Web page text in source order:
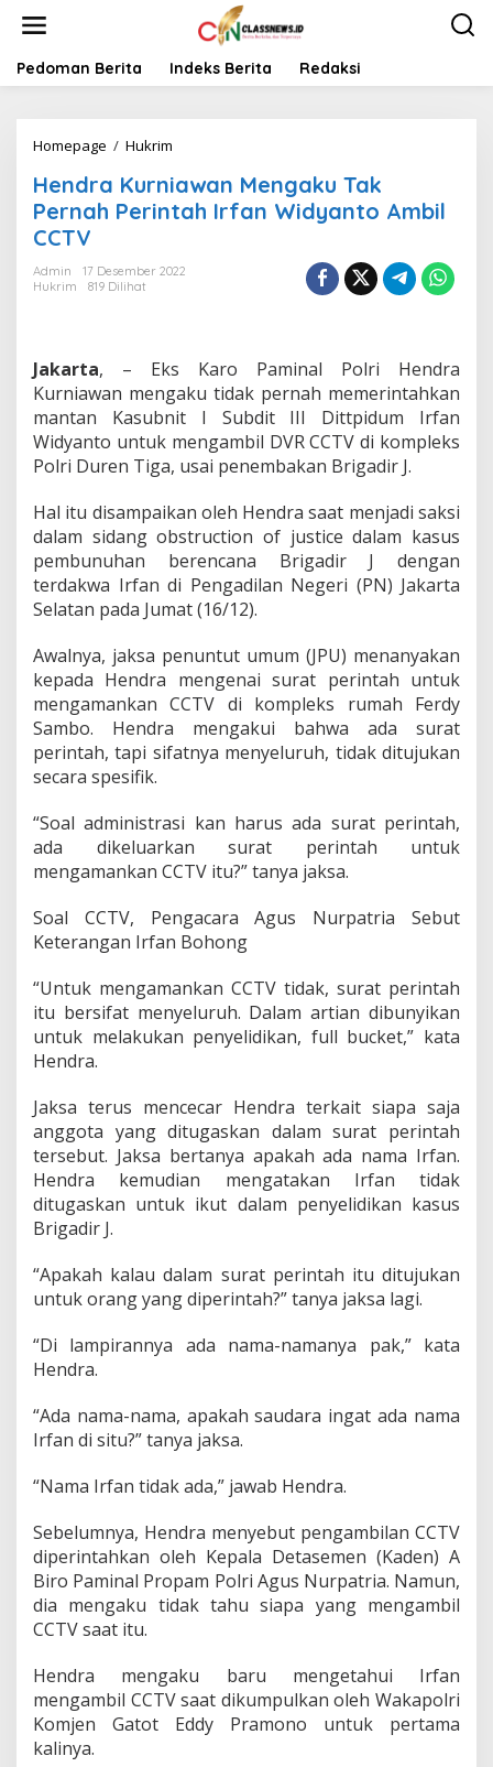
t
Pedoman Berita Indeks Berita Redaksi
Homepage / Hukrim
n
d
r
K
a
a
n
M
e
a
k
u
T
a
k
e
n
P
i
n
t
a
I
r
n
W
i
n
t
o
A
m
b
C
C
T
Hendra Kurniawan Mengaku Tak
Pernah Perintah Irfan Widyanto Ambil
CCTV
Admin
17 Desember 2022
Hukrim
819 Dilihat
Jakarta, – Eks Karo Paminal Polri Hendra
Kurniawan mengaku tidak pernah memerintahkan
mantan Kasubnit I Subdit III Dittpidum Irfan
Widyanto untuk mengambil DVR CCTV di kompleks
Polri Duren Tiga, usai penembakan Brigadir J.
Hal itu disampaikan oleh Hendra saat menjadi saksi
dalam sidang obstruction of justice dalam kasus
pembunuhan berencana Brigadir J dengan
terdakwa Irfan di Pengadilan Negeri (PN) Jakarta
Selatan pada Jumat (16/12).
Awalnya, jaksa penuntut umum (JPU) menanyakan
kepada Hendra mengenai surat perintah untuk
mengamankan CCTV di kompleks rumah Ferdy
Sambo. Hendra mengakui bahwa ada surat
perintah, tapi sifatnya menyeluruh, tidak ditujukan
secara spesifik.
“Soal administrasi kan harus ada surat perintah,
ada dikeluarkan surat perintah untuk
mengamankan CCTV itu?” tanya jaksa.
Soal CCTV, Pengacara Agus Nurpatria Sebut
Keterangan Irfan Bohong
“Untuk mengamankan CCTV tidak, surat perintah
itu bersifat menyeluruh. Dalam artian dibunyikan
untuk melakukan penyelidikan, full bucket,” kata
Hendra.
Jaksa terus mencecar Hendra terkait siapa saja
anggota yang ditugaskan dalam surat perintah
tersebut. Jaksa bertanya apakah ada nama Irfan.
Hendra kemudian mengatakan Irfan tidak
ditugaskan untuk ikut dalam penyelidikan kasus
Brigadir J.
“Apakah kalau dalam surat perintah itu ditujukan
untuk orang yang diperintah?” tanya jaksa lagi.
“Di lampirannya ada nama-namanya pak,” kata
Hendra.
“Ada nama-nama, apakah saudara ingat ada nama
Irfan di situ?” tanya jaksa.
“Nama Irfan tidak ada,” jawab Hendra.
Sebelumnya, Hendra menyebut pengambilan CCTV
diperintahkan oleh Kepala Detasemen (Kaden) A
Biro Paminal Propam Polri Agus Nurpatria. Namun,
dia mengaku tidak tahu siapa yang mengambil
CCTV saat itu.
Hendra mengaku baru mengetahui Irfan
mengambil CCTV saat dikumpulkan oleh Wakapolri
Komjen Gatot Eddy Pramono untuk pertama
kalinya.